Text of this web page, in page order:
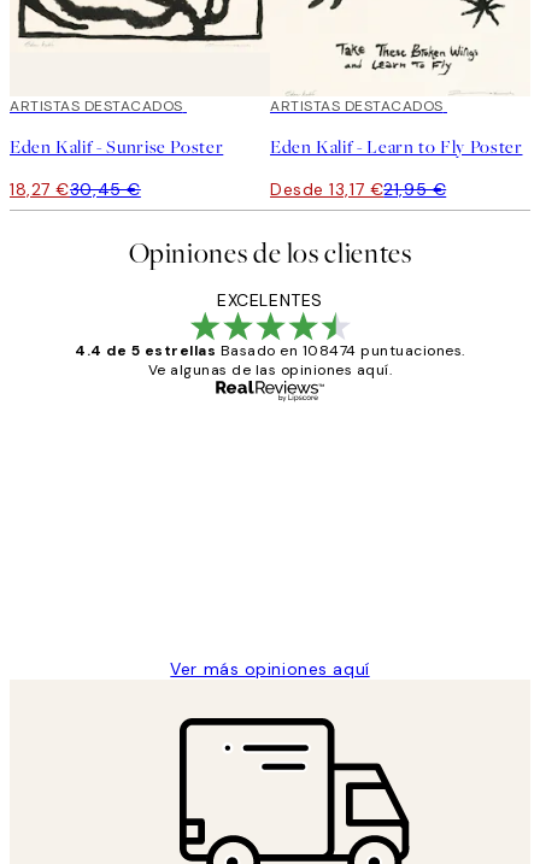
40%*
ARTISTAS DESTACADOS
Eden Kalif - Sunrise Poster
18,27 €30,45 €
40%*
ARTISTAS DESTACADOS
Eden Kalif - Learn to Fly Poster
Desde 13,17 €21,95 €
Opiniones de los clientes
EXCELENTES
4.4 de 5 estrellas Basado en 108474 puntuaciones.
Ve algunas de las opiniones aquí.
Ver más opiniones aquí